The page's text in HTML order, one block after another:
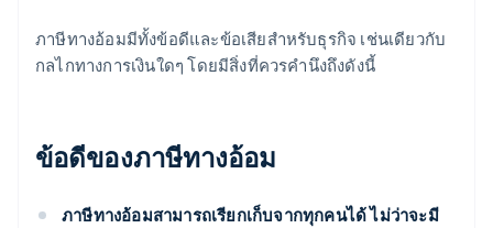
ภาษีทางอ้อมมีทั้งข้อดีและข้อเสียสำหรับธุรกิจ เช่นเดียวกับ
กลไกทางการเงินใดๆ โดยมีสิ่งที่ควรคำนึงถึงดังนี้
ข้อดีของภาษีทางอ้อม
ภาษีทางอ้อมสามารถเรียกเก็บจากทุกคนได้ ไม่ว่าจะมี